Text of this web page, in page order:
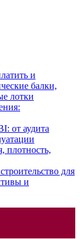
и
балки,
лотки
от аудита
плотность,
для
и